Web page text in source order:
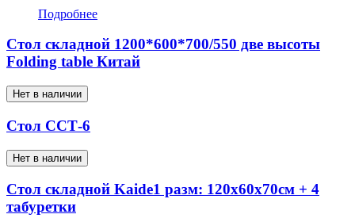
Подробнее
Стол складной 1200*600*700/550 две высоты
Folding table Китай
Нет в наличии
Стол ССТ-6
Нет в наличии
Стол складной Kaide1 разм: 120x60x70см + 4
табуретки